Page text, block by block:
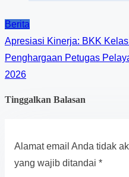
Berita
Apresiasi Kinerja: BKK
Penghargaan Petugas
2026
Tinggalkan Balasan
Alamat email Anda tidak
yang wajib ditandai *